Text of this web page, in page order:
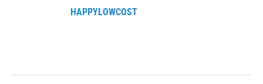
HAPPYLOWCOST